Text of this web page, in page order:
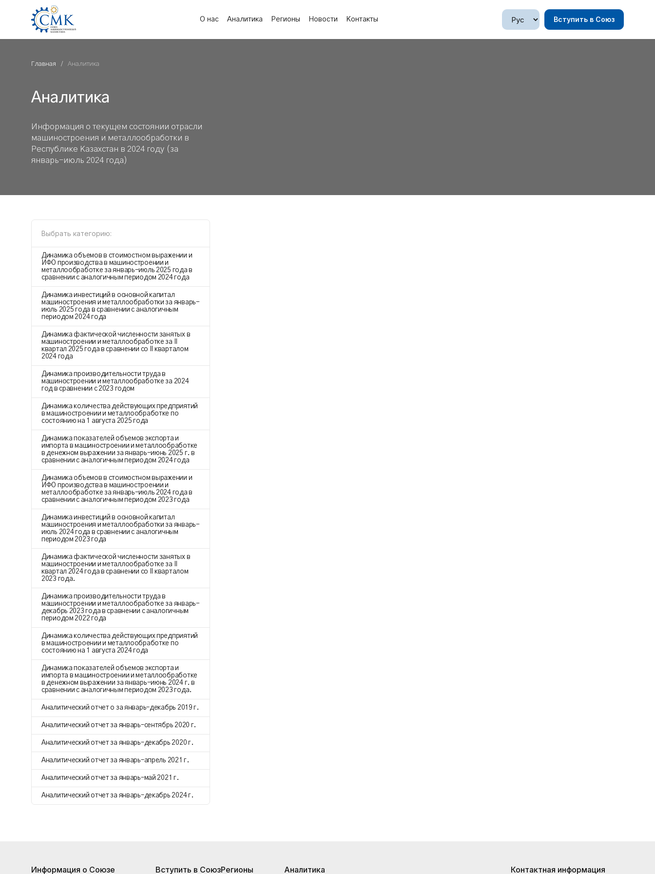
О нас Аналитика Регионы Новости Контакты Вступить в Союз
Главная Аналитика
Аналитика
Информация о текущем состоянии отрасли
машиностроения и металлообработки в
Республике Казахстан в 2024 году (за
январь-июль 2024 года)
Выбрать категорию:
Динамика объемов в стоимостном выражении и
ИФО производства в машиностроении и
металлообработке за январь-июль 2025 года в
сравнении с аналогичным периодом 2024 года
Динамика инвестиций в основной капитал
машиностроения и металлообработки за январь-
июль 2025 года в сравнении с аналогичным
периодом 2024 года
Динамика фактической численности занятых в
машиностроении и металлообработке за II
квартал 2025 года в сравнении со II кварталом
2024 года
Динамика производительности труда в
машиностроении и металлообработке за 2024
год в сравнении с 2023 годом
Динамика количества действующих предприятий
в машиностроении и металлообработке по
состоянию на 1 августа 2025 года
Динамика показателей объемов экспорта и
импорта в машиностроении и металлообработке
в денежном выражении за январь-июнь 2025 г. в
сравнении с аналогичным периодом 2024 года
Динамика объемов в стоимостном выражении и
ИФО производства в машиностроении и
металлообработке за январь-июль 2024 года в
сравнении с аналогичным периодом 2023 года
Динамика инвестиций в основной капитал
машиностроения и металлообработки за январь-
июль 2024 года в сравнении с аналогичным
периодом 2023 года
Динамика фактической численности занятых в
машиностроении и металлообработке за II
квартал 2024 года в сравнении со II кварталом
2023 года.
Динамика производительности труда в
машиностроении и металлообработке за январь-
декабрь 2023 года в сравнении с аналогичным
периодом 2022 года
Динамика количества действующих предприятий
в машиностроении и металлообработке по
состоянию на 1 августа 2024 года
Динамика показателей объемов экспорта и
импорта в машиностроении и металлообработке
в денежном выражении за январь-июнь 2024 г. в
сравнении с аналогичным периодом 2023 года.
Аналитический отчет о за январь–декабрь 2019 г.
Аналитический отчет за январь–сентябрь 2020 г.
Аналитический отчет за январь–декабрь 2020 г.
Аналитический отчет за январь–апрель 2021 г.
Аналитический отчет за январь–май 2021 г.
Аналитический отчет за январь–декабрь 2024 г.
Информация о Союзе Вступить в СоюзРегионы Аналитика Контактная информация